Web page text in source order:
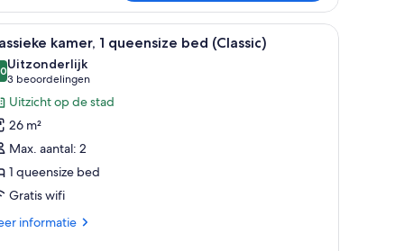
eettafel en grote ramen met uitzicht op de stad.Een hotelkamer met een groot bed, een
6 kamer, 1 queensize bed (Classic)
van 10
Uitzonderlijk
3 beoordelingen
(3
beoordelingen)
Uitzicht op de stad
26 m²
Max. aantal: 2
1 queensize bed
Gratis wifi
informatie